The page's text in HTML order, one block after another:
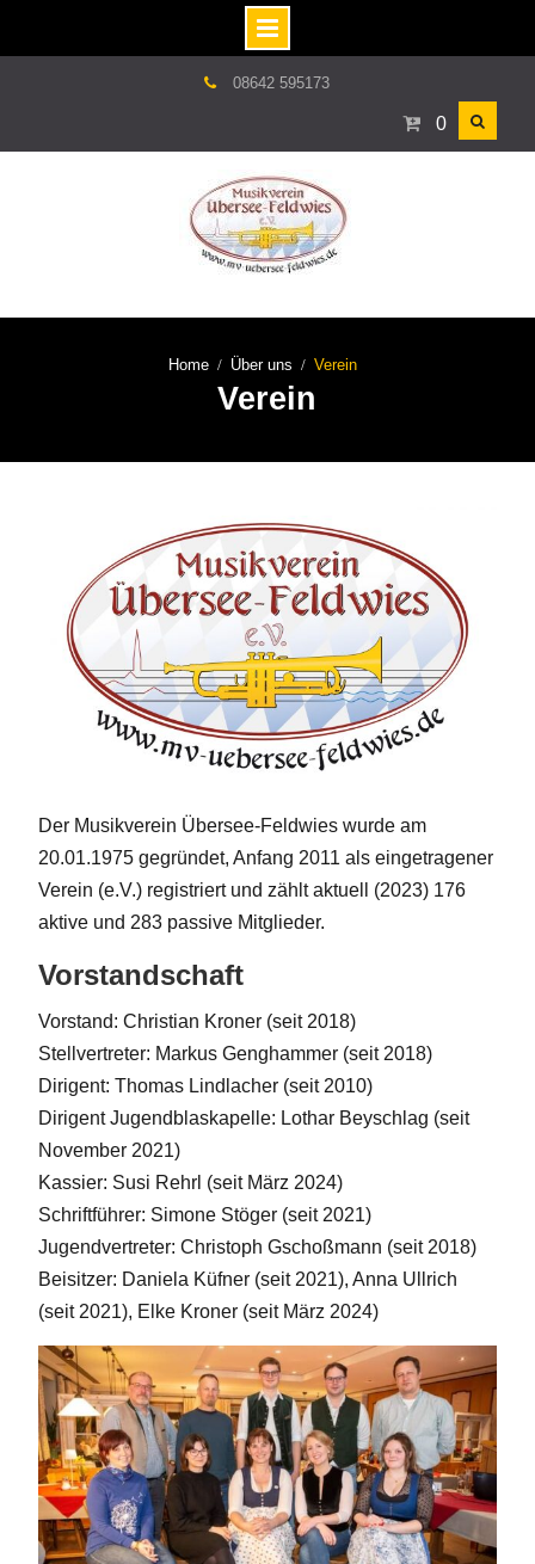
08642 595173
0
Home Über uns Verein
Verein
Der Musikverein Übersee-Feldwies wurde am
20.01.1975 gegründet, Anfang 2011 als eingetragener
Verein (e.V.) registriert und zählt aktuell (2023) 176
aktive und 283 passive Mitglieder.
Vorstandschaft
Vorstand: Christian Kroner (seit 2018)
Stellvertreter: Markus Genghammer (seit 2018)
Dirigent: Thomas Lindlacher (seit 2010)
Dirigent Jugendblaskapelle: Lothar Beyschlag (seit
November 2021)
Kassier: Susi Rehrl (seit März 2024)
Schriftführer: Simone Stöger (seit 2021)
Jugendvertreter: Christoph Gschoßmann (seit 2018)
Beisitzer: Daniela Küfner (seit 2021), Anna Ullrich
(seit 2021), Elke Kroner (seit März 2024)